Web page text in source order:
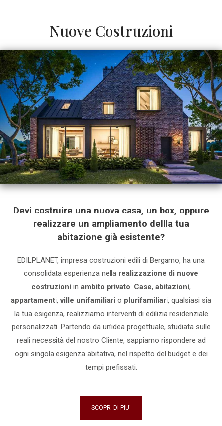
Nuove Costruzioni
Devi costruire una nuova casa, un box, oppure
realizzare un ampliamento dellla tua
abitazione già esistente?
EDILPLANET, impresa costruzioni edili di Bergamo, ha una
consolidata esperienza nella realizzazione di nuove
costruzioni in ambito privato. Case, abitazioni,
appartamenti,ville unifamiliari o plurifamiliari, qualsiasi sia
la tua esigenza, realizziamo interventi di edilizia residenziale
personalizzati. Partendo da un’idea progettuale, studiata sulle
reali necessità del nostro Cliente, sappiamo rispondere ad
ogni singola esigenza abitativa, nel rispetto del budget e dei
tempi prefissati.
SCOPRI DI PIU'